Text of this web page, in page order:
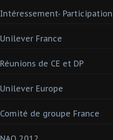
Participation-
France
de CE et DP
Europe
de groupe France